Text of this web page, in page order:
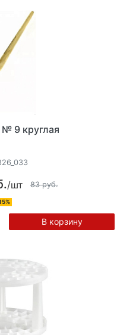
№ 9 круглая
/шт 83 руб.
В корзину